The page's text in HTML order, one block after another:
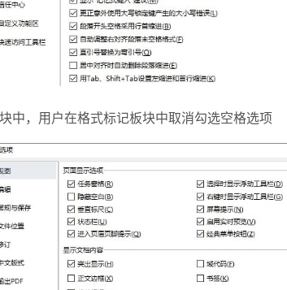
，用户在格式标记板块中取消勾选空格选项